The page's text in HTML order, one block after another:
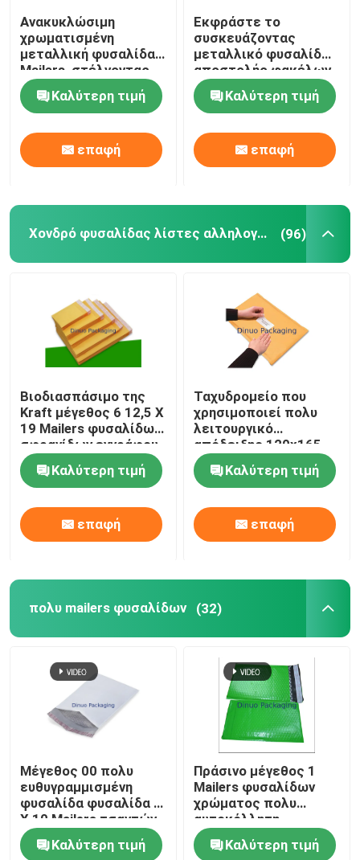
Τσάντες φύλλα αλουμινίου
Τυπωμένο κιβώτιο εγγράφου
τσάντες στηλών αέρα
Ανακυκλώσιμη
χρωματισμένη
μεταλλική φυσαλίδα
Mailers, στέλνοντας
υγρασία τσαντών
φυσαλίδων -
απόδειξη
Καλύτερη τιμή
επαφή
Εκφράστε το
συσκευάζοντας
μεταλλικό φυσαλίδων
αποστολής φακέλων
λογότυπο συνήθειας
νερού ανθεκτικό
Καλύτερη τιμή
επαφή
Χονδρό φυσαλίδας λίστες αλληλογραφίας (96)
Βιοδιασπάσιμο της
Kraft μέγεθος 6 12,5 X
19 Mailers φυσαλίδων
σφραγίδων εγγράφου
μόνο για τη ναυτιλία
Καλύτερη τιμή
επαφή
Ταχυδρομείο που
χρησιμοποιεί πολυ
λειτουργικό
απόδειξης 120x165
ακτινοβολίας Mailers
φυσαλίδων της Kraft
Καλύτερη τιμή
επαφή
πολυ mailers φυσαλίδων (32)
Μέγεθος 00 πολυ
ευθυγραμμισμένη
φυσαλίδα φυσαλίδα 5
X 10 Mailers τσαντών
για τη σαφή χρήση
παράδοσης
Καλύτερη τιμή
Πράσινο μέγεθος 1
Mailers φυσαλίδων
χρώματος πολυ
αυτοκόλλητη
σφραγίδα φακέλων
αεροφυσαλίδων
Καλύτερη τιμή